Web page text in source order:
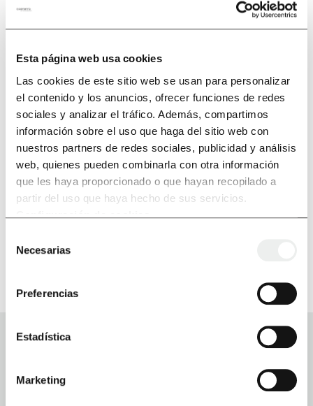
Esta página web usa cookies
Las cookies de este sitio web se usan para personalizar
el contenido y los anuncios, ofrecer funciones de redes
sociales y analizar el tráfico. Además, compartimos
información sobre el uso que haga del sitio web con
nuestros partners de redes sociales, publicidad y análisis
web, quienes pueden combinarla con otra información
que les haya proporcionado o que hayan recopilado a
partir del uso que haya hecho de sus servicios.
Configuración de cookies.
Necesarias
Preferencias
Estadística
Marketing
Rotules